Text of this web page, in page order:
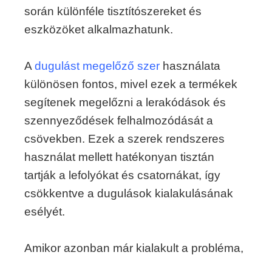
során különféle tisztítószereket és
eszközöket alkalmazhatunk.
A dugulást megelőző szer használata
különösen fontos, mivel ezek a termékek
segítenek megelőzni a lerakódások és
szennyeződések felhalmozódását a
csövekben. Ezek a szerek rendszeres
használat mellett hatékonyan tisztán
tartják a lefolyókat és csatornákat, így
csökkentve a dugulások kialakulásának
esélyét.
Amikor azonban már kialakult a probléma,